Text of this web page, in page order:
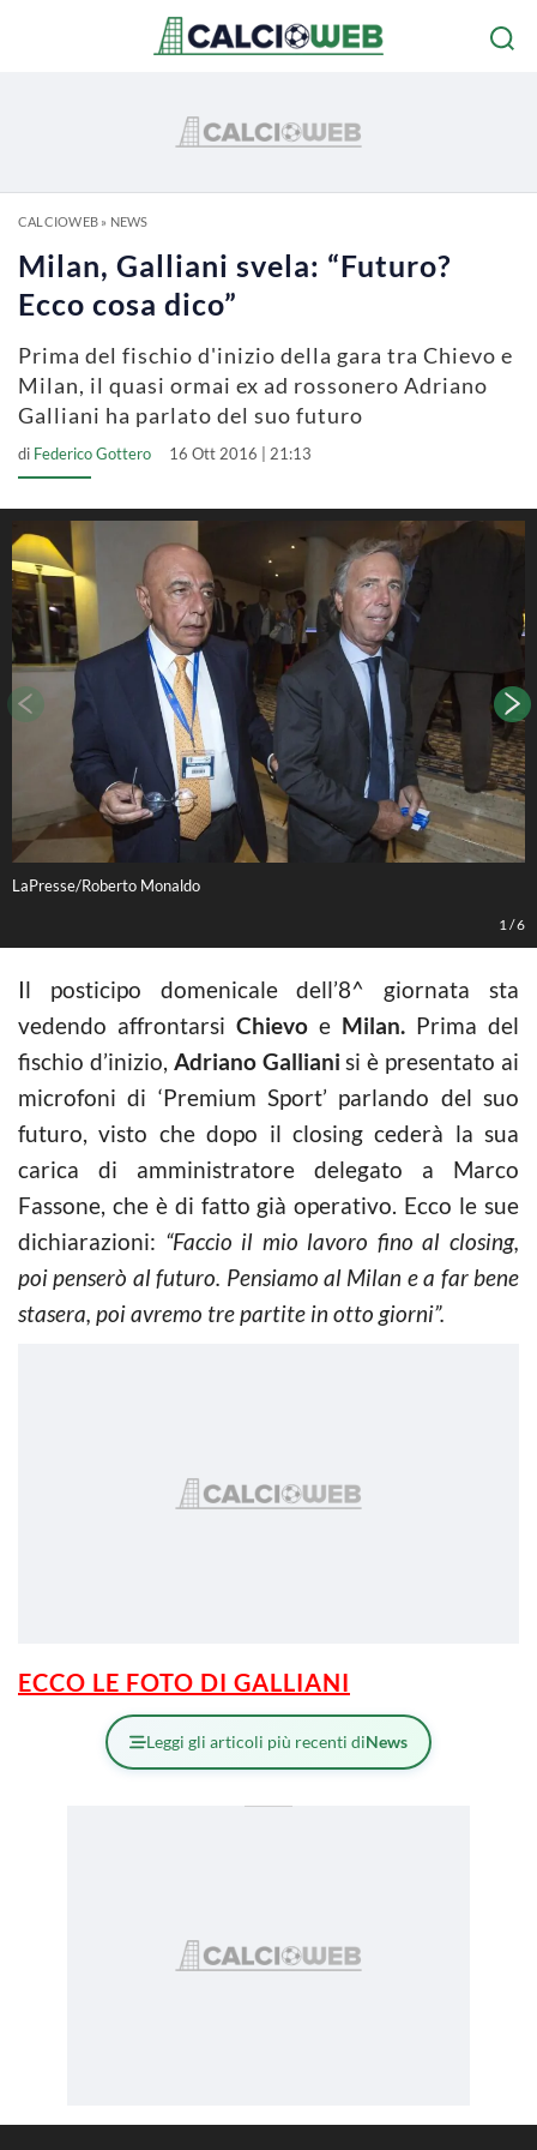
CALCIOWEB» NEWS
Milan, Galliani svela: “Futuro?
Ecco cosa dico”
Prima del fischio d'inizio della gara tra Chievo e
Milan, il quasi ormai ex ad rossonero Adriano
Galliani ha parlato del suo futuro
di Federico Gottero 16 Ott 2016 | 21:13
LaPresse/Roberto Monaldo
1 /6
Il posticipo domenicale dell’8^ giornata sta
vedendo affrontarsi Chievo e Milan. Prima del
fischio d’inizio, Adriano Galliani si è presentato ai
microfoni di ‘Premium Sport’ parlando del suo
futuro, visto che dopo il closing cederà la sua
carica di amministratore delegato a Marco
Fassone, che è di fatto già operativo. Ecco le sue
dichiarazioni: “Faccio il mio lavoro fino al closing,
poi penserò al futuro. Pensiamo al Milan e a far bene
stasera, poi avremo tre partite in otto giorni”.
ECCO LE FOTO DI GALLIANI
Leggi gli articoli più recenti diNews